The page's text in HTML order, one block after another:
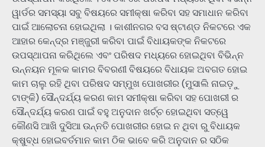
ୱାର୍ଡର ସମସ୍ୟା ସବୁ ବିଷୟରେ ସମୀକ୍ଷା କରିବା ସହ ସମାଧାନ କରିବା
ପାଇଁ ଆଲୋଚନା ହୋଇଥିଲା । କାଶୀନଗର ବସ ଷ୍ଟାଣ୍ଡ ନିକଟରେ ଏକ
ଆହାର କେନ୍ଦ୍ର ମଞ୍ଜୁରୀ କରିବା ପାଇଁ ବିଧାୟକଙ୍କ ନିକଟରେ
ଉପସ୍ଥାପନା କରିଥିଲେ ଏବଂ ପରିଷଦ ମଧ୍ୟରେ ହୋଇଥିବା ବିଭିନ୍ନ
ଉନ୍ନୟନ ମୂଳକ କାମର ବିବରଣୀ ବିଷୟରେ ବିଧାୟକ ଅବଗତ ହୋଇ
କାମ ଚାଲୁ ରହି ଥିବା ପରିଷଦ ସମ୍ମୁଖ ପୋଖରୀର (ମୁସାଲି ନାଇଡ଼ୁ
ଟାଙ୍କି) ସୌନ୍ଦର୍ଯ୍ୟ କରଣ କାମ ସମୀକ୍ଷା କରିବା ସହ ପୋଖରୀ ର
ସୌନ୍ଦର୍ଯ୍ୟ କରଣ ପାଇଁ ବହୁ ଅନୁଦାନ ଖର୍ଚ୍ଚ ହୋଇଥିବା ସତ୍ୱେ
କୌଣସି ଆଖି ଦୁସିଆ ଉନ୍ନତି ପୋଖରୀର ହୋଇ ନ ଥିବା ରୁ ବିଧାୟକ
କ୍ଷୁବ୍ଧ ହୋଇବର୍ତମାନ କାମ ଠିକ ଭାବେ କରି ଅନୁଦାନ ର ସଠିକ